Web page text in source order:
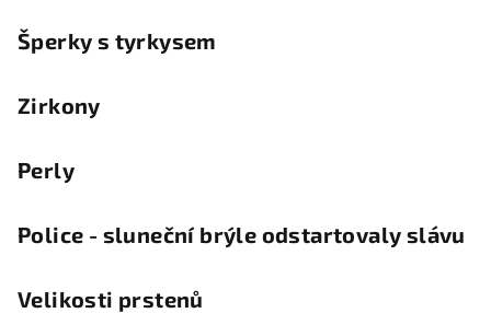
Šperky s tyrkysem
Zirkony
Perly
Police - sluneční brýle odstartovaly slávu
Velikosti prstenů